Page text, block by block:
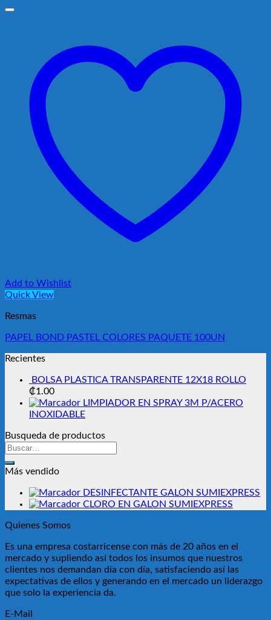
Add to Wishlist
Quick View
Resmas
PAPEL BOND PASTEL COLORES PAQUETE 100UN
Recientes
BOLSA PLASTICA TRANSPARENTE 12X18 ROLLO
₡1.00
LIMPIADOR EN SPRAY 3M P/ACERO
INOXIDABLE
Busqueda de productos
Buscar
Más vendido
DESINFECTANTE GALON SUMIEXPRESS
CLORO EN GALON SUMIEXPRESS
Quienes Somos
Es una empresa costarricense con más de 20 años en el
mercado y supliendo así todos los insumos que nuestros
clientes nos demandan día con día, satisfaciendo así las
expectativas de ellos y generando en el mercado un liderazgo
que solo la experiencia da.
E-Mail